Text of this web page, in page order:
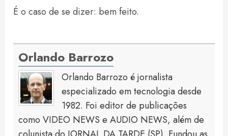
É o caso de se dizer: bem feito.
Orlando Barrozo
Orlando Barrozo é jornalista
especializado em tecnologia desde
1982. Foi editor de publicações
como VIDEO NEWS e AUDIO NEWS, além de